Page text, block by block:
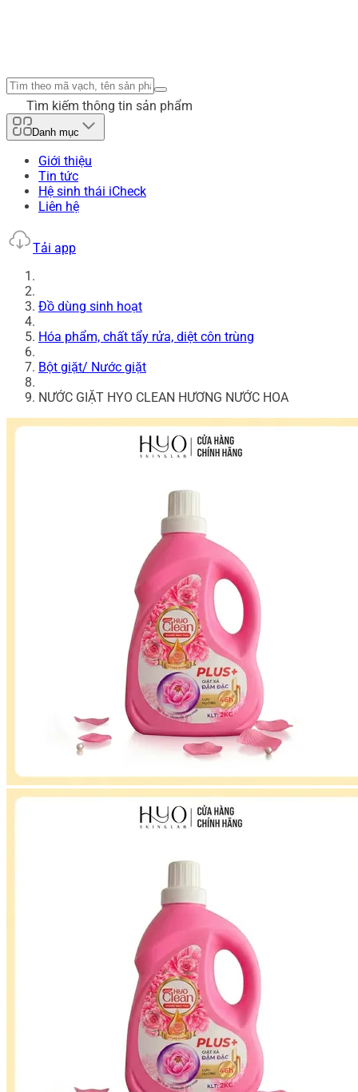
Tìm kiếm thông tin sản phẩm
Danh mục
Giới thiệu
Tin tức
Hệ sinh thái iCheck
Liên hệ
Tải app
Đồ dùng sinh hoạt
Hóa phẩm, chất tẩy rửa, diệt côn trùng
Bột giặt/ Nước giặt
NƯỚC GIẶT HYO CLEAN HƯƠNG NƯỚC HOA